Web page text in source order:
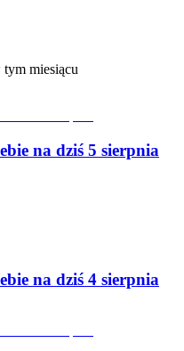
miesiącu
na dziś 5 sierpnia
na dziś 4 sierpnia